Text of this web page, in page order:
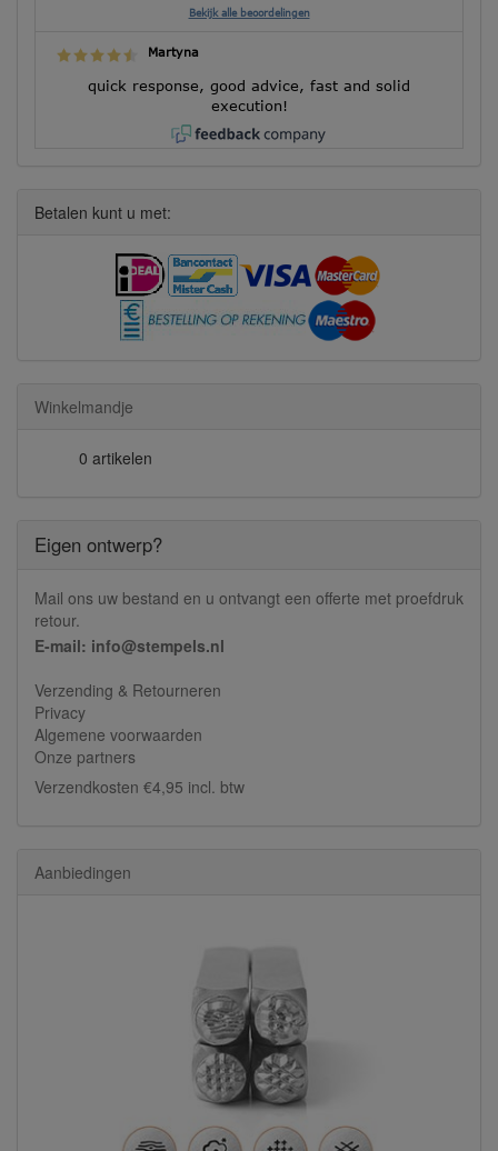
Bekijk alle beoordelingen
Martyna
quick response, good advice, fast and solid
execution!
Betalen kunt u met:
Winkelmandje
0 artikelen
Eigen ontwerp?
Mail ons uw bestand en u ontvangt een offerte met proefdruk
retour.
E-mail: info@stempels.nl
Verzending & Retourneren
Privacy
Algemene voorwaarden
Onze partners
Verzendkosten €4,95 incl. btw
Aanbiedingen